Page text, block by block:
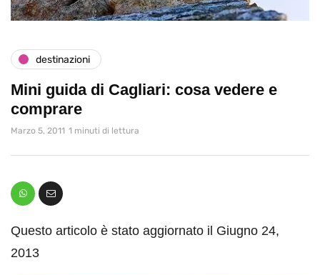
destinazioni
Mini guida di Cagliari: cosa vedere e
comprare
Marzo 5, 2011 1 minuti di lettura
Questo articolo è stato aggiornato il Giugno 24,
2013